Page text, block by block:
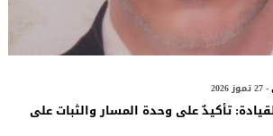
- 27 تموز 2026
تأكيدٌ على وحدة المسار والثبات على